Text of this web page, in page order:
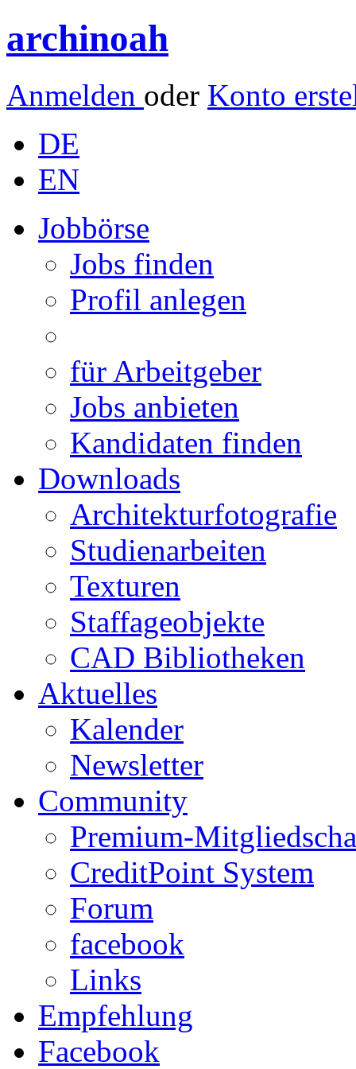
archinoah
Anmelden oder Konto
DE
EN
Jobbörse
Jobs finden
Profil anlegen
für Arbeitgeber
Jobs anbieten
Kandidaten finden
Downloads
Architekturfotografie
Studienarbeiten
Texturen
Staffageobjekte
CAD Bibliotheken
Aktuelles
Kalender
Newsletter
Community
Premium-
CreditPoint System
Forum
facebook
Links
Empfehlung
Facebook